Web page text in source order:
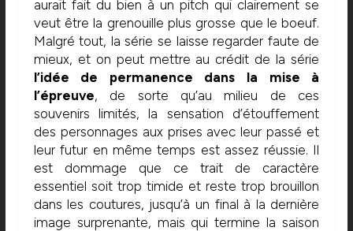
aurait fait du bien à un pitch qui clairement se
veut être la grenouille plus grosse que le boeuf.
Malgré tout, la série se laisse regarder faute de
mieux, et on peut mettre au crédit de la série
l’idée de permanence dans la mise à
l’épreuve, de sorte qu’au milieu de ces
souvenirs limités, la sensation d’étouffement
des personnages aux prises avec leur passé et
leur futur en même temps est assez réussie. Il
est dommage que ce trait de caractère
essentiel soit trop timide et reste trop brouillon
dans les coutures, jusqu’à un final à la dernière
image surprenante, mais qui termine la saison